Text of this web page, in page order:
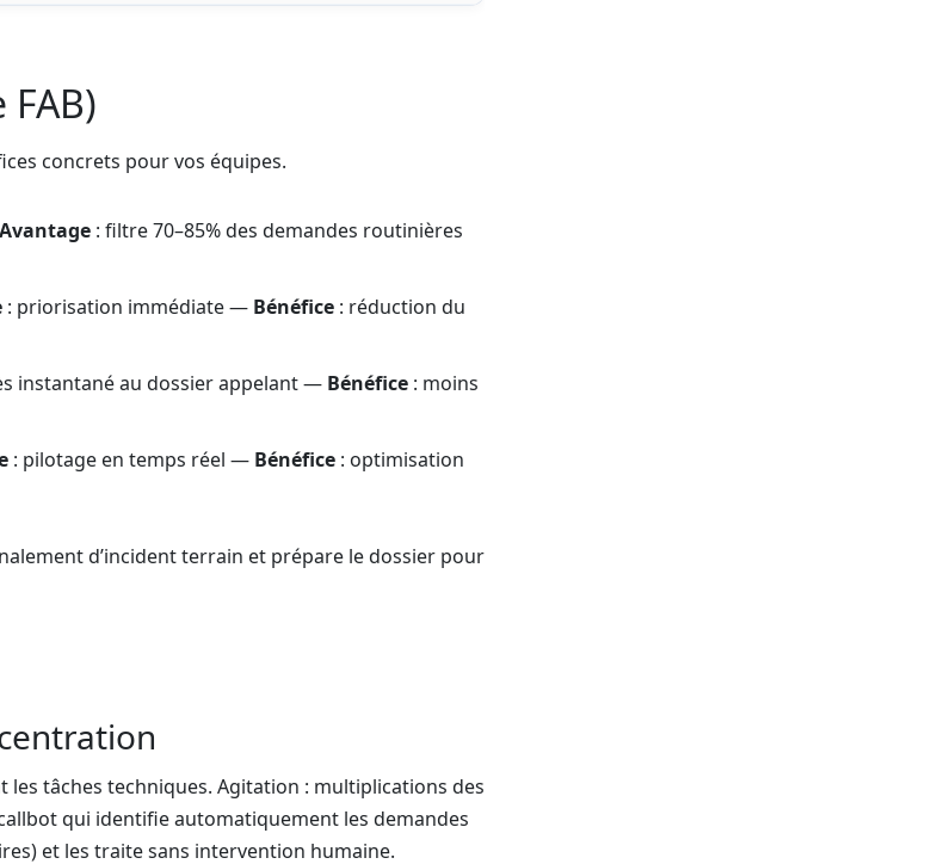
concrets pour vos équipes.
Avantage: filtre 70–85% des demandes routinières
: priorisation immédiate — Bénéfice: réduction du
instantané au dossier appelant — Bénéfice: moins
: pilotage en temps réel — Bénéfice: optimisation
d’incident terrain et prépare le dossier pour
tâches techniques. Agitation : multiplications des
qui identifie automatiquement les demandes
et les traite sans intervention humaine.